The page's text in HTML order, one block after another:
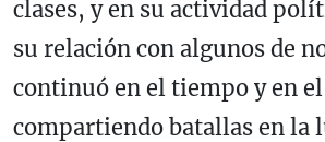
clases, y en su actividad
su relación con algunos de
continuó en el tiempo y en
compartiendo batallas en la